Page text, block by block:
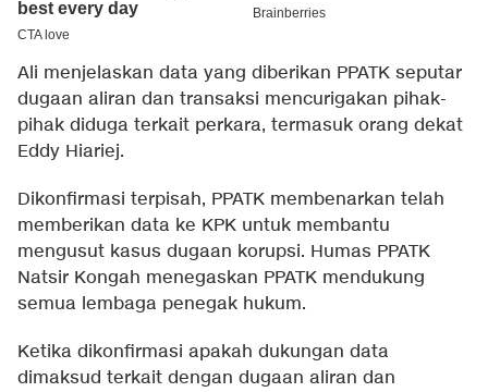
Ali menjelaskan data yang diberikan PPATK seputar
dugaan aliran dan transaksi mencurigakan pihak-
pihak diduga terkait perkara, termasuk orang dekat
Eddy Hiariej.
Dikonfirmasi terpisah, PPATK membenarkan telah
memberikan data ke KPK untuk membantu
mengusut kasus dugaan korupsi. Humas PPATK
Natsir Kongah menegaskan PPATK mendukung
semua lembaga penegak hukum.
Ketika dikonfirmasi apakah dukungan data
dimaksud terkait dengan dugaan aliran dan